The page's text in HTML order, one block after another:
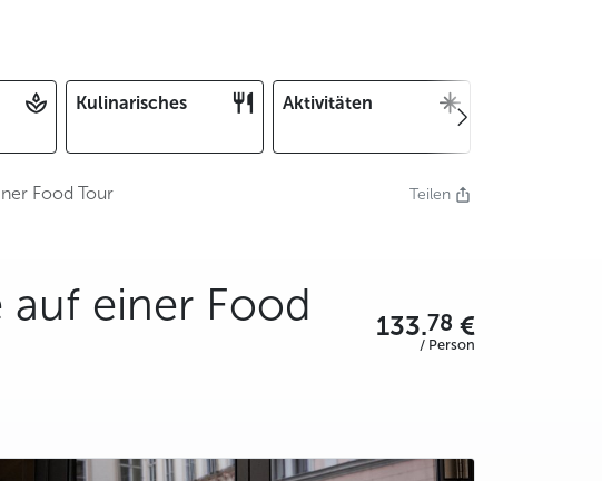
Kulinarisches Aktivitäten
Food Tour Teilen
auf einer Food
133.78 €
/ Person